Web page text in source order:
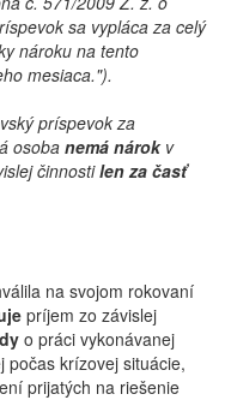
sa vypláca za celý
nároku na tento
mesiaca.").
príspevok za
osoba nemá nárokv
činnostilen za časť
na svojom rokovaní
príjem zo závislej
o práci vykonávanej
počas krízovej situácie,
prijatých na riešenie